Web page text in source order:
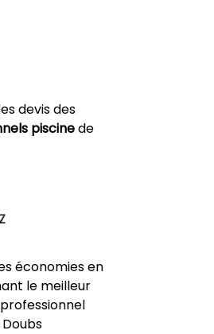
devis des
piscinede
économies en
le meilleur